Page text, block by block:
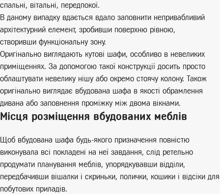
спальні, вітальні, передпокої.
В даному випадку вдається вдало заповнити непривабливий
архітектурний елемент, зробивши поверхню рівною,
створивши функціональну зону.
Оригінально виглядають кутові шафи, особливо в невеликих
приміщеннях. За допомогою такої конструкції досить просто
облаштувати невелику нішу або окремо стоячу колону. Також
оригінально виглядає вбудована шафа в якості обрамлення
дивана або заповнення проміжку між двома вікнами.
Місця розміщення вбудованих меблів
Щоб вбудована шафа будь-якого призначення повністю
виконувала всі покладені на неї завдання, слід ретельно
продумати планування меблів, упорядкувавши відділи,
передбачивши вішалки і скриньки, полички, кошики і відсіки для
побутових приладів.